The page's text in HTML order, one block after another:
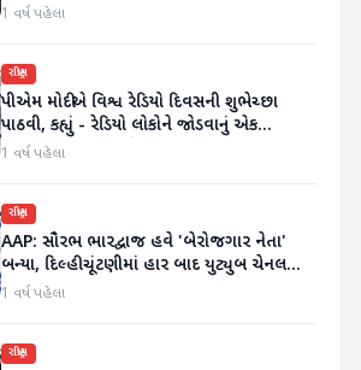
1 વર્ષ પહેલા
રાષ્ટ્રીય
પીએમ મોદીએ વિશ્વ રેડિયો દિવસની શુભેચ્છા
પાઠવી, કહ્યું - રેડિયો લોકોને જોડવાનું એક
શક્તિશાળી માધ્યમ છે
1 વર્ષ પહેલા
રાષ્ટ્રીય
AAP: સૌરભ ભારદ્વાજ હવે 'બેરોજગાર નેતા'
બન્યા, દિલ્હી ચૂંટણીમાં હાર બાદ યુટ્યુબ ચેનલ
ખોલી
1 વર્ષ પહેલા
રાષ્ટ્રીય